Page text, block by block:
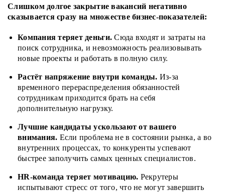
Слишком долгое закрытие вакансий негативно
сказывается сразу на множестве бизнес-показателей:
Компания теряет деньги. Сюда входят и затраты на
поиск сотрудника, и невозможность реализовывать
новые проекты и работать в полную силу.
Растёт напряжение внутри команды. Из-за
временного перераспределения обязанностей
сотрудникам приходится брать на себя
дополнительную нагрузку.
Лучшие кандидаты ускользают от вашего
внимания. Если проблема не в состоянии рынка, а во
внутренних процессах, то конкуренты успевают
быстрее заполучить самых ценных специалистов.
HR-команда теряет мотивацию. Рекрутеры
испытывают стресс от того, что не могут завершить